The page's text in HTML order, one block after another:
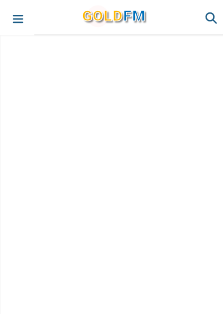
GOLDFM